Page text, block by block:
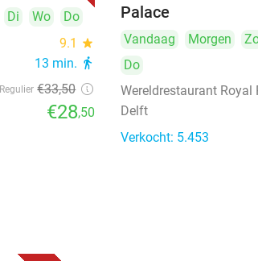
Di Wo
Do
9.1 star
13 min. directions_walk
Regulier €33,50
€28,50
Palace
Vandaag Morgen
Do
Wereldrestaurant Royal
Delft
Verkocht: 5.453